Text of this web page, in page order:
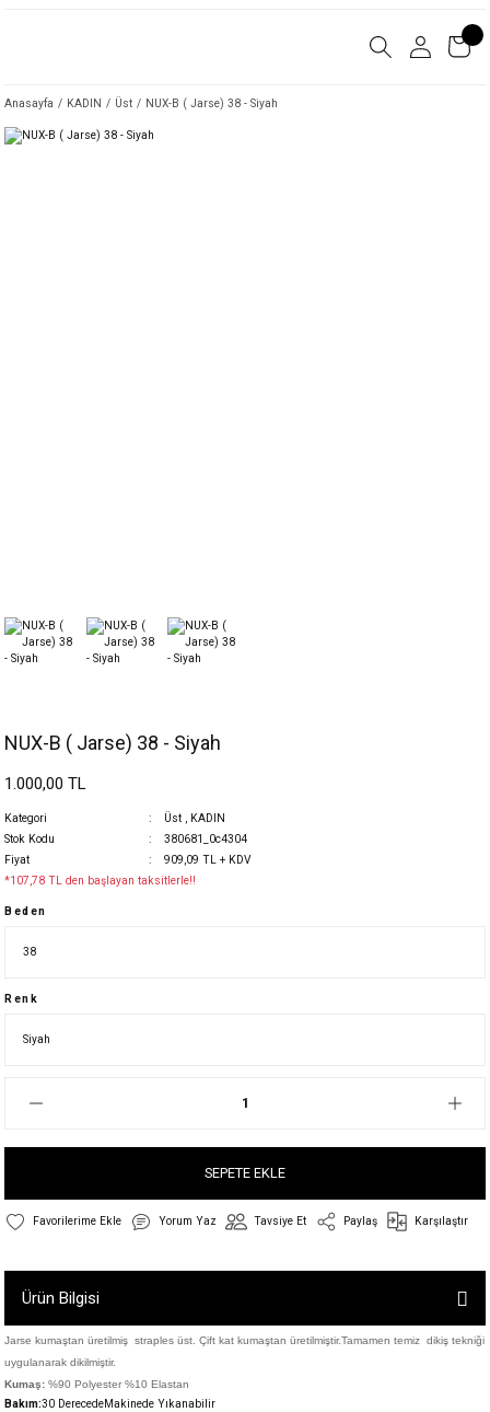
Anasayfa KADIN Üst NUX-B ( Jarse) 38 - Siyah
NUX-B ( Jarse) 38 - Siyah
1.000,00 TL
Kategori Üst
KADIN
Stok Kodu
380681_0c4304
Fiyat
909,09 TL + KDV
*107,78 TL den başlayan taksitlerle!!
Beden
Renk
SEPETE EKLE
Yorum Yaz Tavsiye Et Paylaş Karşılaştır
Ürün Bilgisi
Jarse kumaştan üretilmiş straples üst. Çift kat kumaştan üretilmiştir.Tamamen temiz dikiş tekniği
uygulanarak dikilmiştir.
Kumaş: %90 Polyester %10 Elastan
Bakım:30 DerecedeMakinede Yıkanabilir